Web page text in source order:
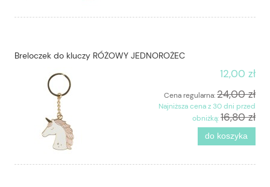
Breloczek do kluczy RÓŻOWY JEDNOROŻEC
12,00 zł
Cena regularna:24,00 zł
Najniższa cena z 30 dni przed
obniżką:16,80 zł
do koszyka